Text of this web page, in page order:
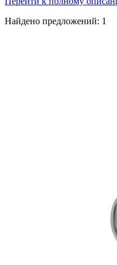
Найдено предложений: 1